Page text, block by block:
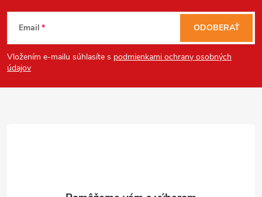
Z
á
p
Email
Vložením e-mailu súhlasíte s podmienkami ochrany osobných
údajov
ODOBERAŤ